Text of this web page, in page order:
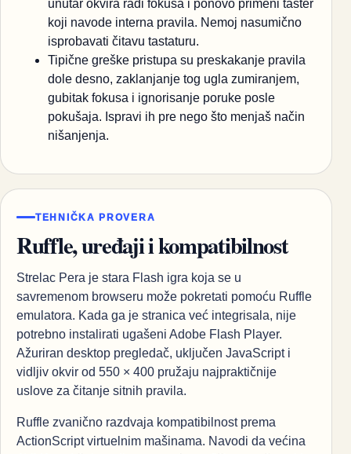
unutar okvira radi fokusa i ponovo primeni taster
koji navode interna pravila. Nemoj nasumično
isprobavati čitavu tastaturu.
Tipične greške pristupa su preskakanje pravila
dole desno, zaklanjanje tog ugla zumiranjem,
gubitak fokusa i ignorisanje poruke posle
pokušaja. Ispravi ih pre nego što menjaš način
nišanjenja.
TEHNIČKA PROVERA
Ruffle, uređaji i kompatibilnost
Strelac Pera je stara Flash igra koja se u
savremenom browseru može pokretati pomoću Ruffle
emulatora. Kada ga je stranica već integrisala, nije
potrebno instalirati ugašeni Adobe Flash Player.
Ažuriran desktop pregledač, uključen JavaScript i
vidljiv okvir od 550 × 400 pružaju najpraktičnije
uslove za čitanje sitnih pravila.
Ruffle zvanično razdvaja kompatibilnost prema
ActionScript virtuelnim mašinama. Navodi da većina